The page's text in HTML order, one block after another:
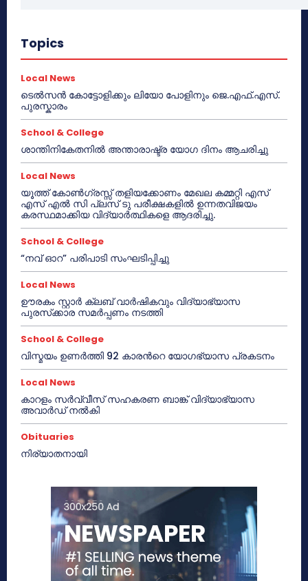
Topics
Local News
ടെൽസൻ കോട്ടോളിക്കും ലിയോ പോളിനും ജെ.എഫ്.എസ്.
പുരസ്കാരം
School & College
ശാന്തിനികേതനിൽ അന്താരാഷ്ട്ര യോഗ ദിനം ആചരിച്ചു
Local News
യൂത്ത് കോൺഗ്രസ്സ് തളിയക്കോണം മേഖല കമ്മറ്റി എസ്
എസ് എൽ സി പ്ലസ് ടു പരീക്ഷകളിൽ ഉന്നതവിജയം
കരസ്ഥമാക്കിയ വിദ്യാർത്ഥികളെ ആദരിച്ചു.
School & College
“നവ് ഓറ” പരിപാടി സംഘടിപ്പിച്ചു
Local News
ഊരകം സ്റ്റാർ ക്ലബ് വാർഷികവും വിദ്യാഭ്യാസ
പുരസ്‌ക്കാര സമർപ്പണം നടത്തി
School & College
വിസ്മയം ഉണർത്തി 92 കാരൻറെ യോഗഭ്യാസ പ്രകടനം
Local News
കാറളം സർവ്വീസ് സഹകരണ ബാങ്ക് വിദ്യാഭ്യാസ
അവാർഡ് നൽകി
Obituaries
നിര്യാതനായി